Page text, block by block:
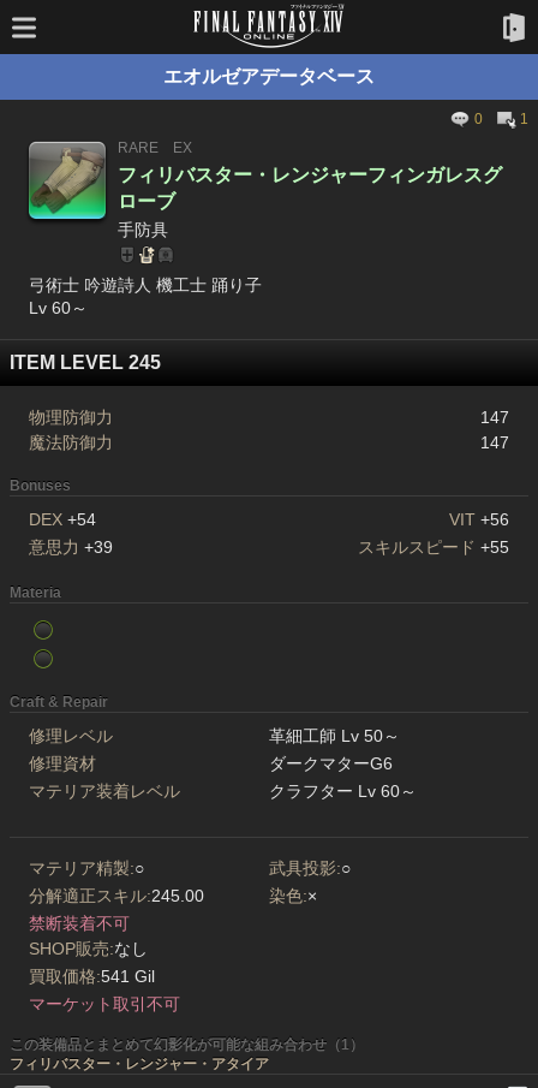
エオルゼアデータベース
0
1
RARE
EX
フィリバスター・レンジャーフィンガレスグ
ローブ
手防具
弓術士 吟遊詩人 機工士 踊り子
Lv 60～
ITEM LEVEL 245
物理防御力
147
魔法防御力
147
Bonuses
DEX +54 VIT +56
意思力 +39 スキルスピード +55
Materia
Craft & Repair
修理レベル
革細工師 Lv 50～
修理資材
ダークマターG6
マテリア装着レベル
クラフター Lv 60～
マテリア精製:○ 武具投影:○
分解適正スキル:245.00 染色:×
禁断装着不可
SHOP販売:なし
買取価格:541 Gil
マーケット取引不可
この装備品とまとめて幻影化が可能な組み合わせ（1）
フィリバスター・レンジャー・アタイア